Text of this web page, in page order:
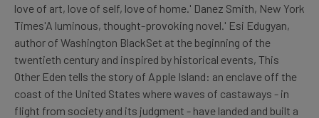
love of art, love of self, love of home.' Danez Smith, New York
Times'A luminous, thought-provoking novel.' Esi Edugyan,
author of Washington BlackSet at the beginning of the
twentieth century and inspired by historical events, This
Other Eden tells the story of Apple Island: an enclave off the
coast of the United States where waves of castaways - in
flight from society and its judgment - have landed and built a